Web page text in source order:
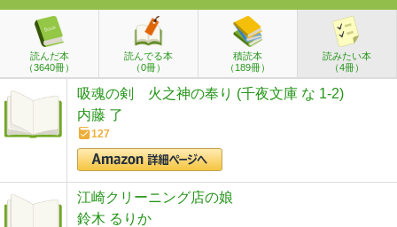
読んだ本
（3640冊）
読んでる本
（0冊）
積読本
（189冊）
読みたい本
（4冊）
吸魂の剣 火之神の奉り (千夜文庫 な 1-2)
内藤 了
127
江崎クリーニング店の娘
鈴木 るりか